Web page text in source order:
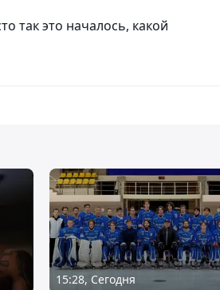
так это началось, какой
15:28, Сегодня